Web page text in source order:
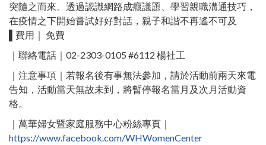
突隨之而來。透過認識網路成癮議題、學習親職溝通技巧，
在疫情之下開始嘗試好好對話，親子和諧不再遙不可及
▌費用｜ 免費
｜聯絡電話｜02-2303-0105 #6112 楊社工 ​
｜注意事項｜若報名後有事無法參加，請於活動前兩天來電
告知，活動當天無故未到，將暫停報名當月及次月活動資
格。
｜萬華婦女暨家庭服務中心粉絲專頁｜
https://www.facebook.com/WHWomenCenter